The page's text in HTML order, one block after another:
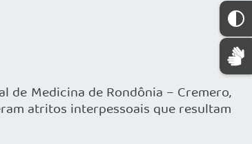
de Medicina de Rondônia – Cremero,
atritos interpessoais que resultam